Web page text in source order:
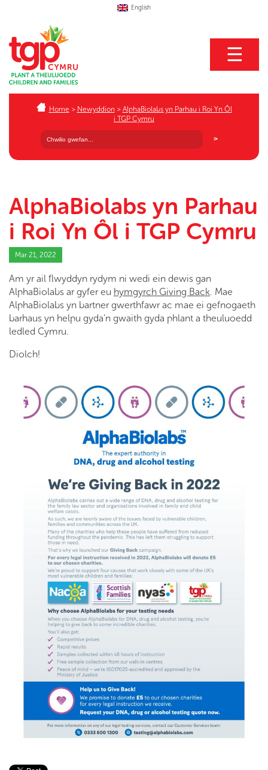
English
☰
Home > Newyddion> AlphaBiolabs yn Parhau i Roi Yn Ôl
i TGP Cymru
AlphaBiolabs yn Parhau
i Roi Yn Ôl i TGP Cymru
Mar 21, 2022
Am yr ail flwyddyn rydym ni wedi ein dewis gan
AlphaBiolabs ar gyfer eu hymgyrch Giving Back. Mae
AlphaBiolabs yn bartner gwerthfawr ac mae ei gefnogaeth
barhaus yn helpu gyda’n gwaith gyda phlant a theuluoedd
ledled Cymru.
Diolch!